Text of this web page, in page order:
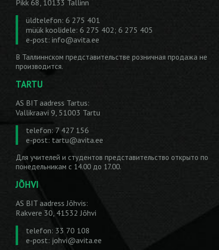
Pikk 68, 10133 Tallinn
üldtelefon: 6 275 401
müük koolidele: 6 275 402; 6 275 405
e-post: info@avita.ee
В Таллиннском представительстве розничная продажа не
производится.
TARTU
AS BIT aadress Tartus:
Vallikraavi 9, 51003 Tartu
telefon: 7 427 156
e-post: tartu@avita.ee
Для учителей и студентов представительство открыто по
понедельникам с 14.00 до 17.00.
JÕHVI
AS BIT aadress Jõhvis:
Rakvere 30, 41532 Jõhvi
telefon: 33 70 108
e-post: johvi@avita.ee